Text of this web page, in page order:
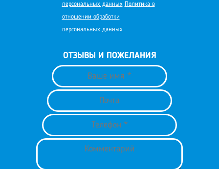
персональных данных Политика в
отношении обработки
персональных данных
ОТЗЫВЫ И ПОЖЕЛАНИЯ